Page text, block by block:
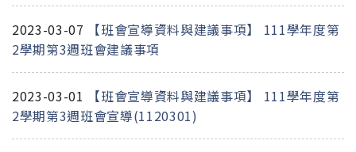
2023-03-07
【班會宣導資料與建議事項】 111學年度第
2學期第3週班會建議事項
2023-03-01
【班會宣導資料與建議事項】 111學年度第
2學期第3週班會宣導(1120301)